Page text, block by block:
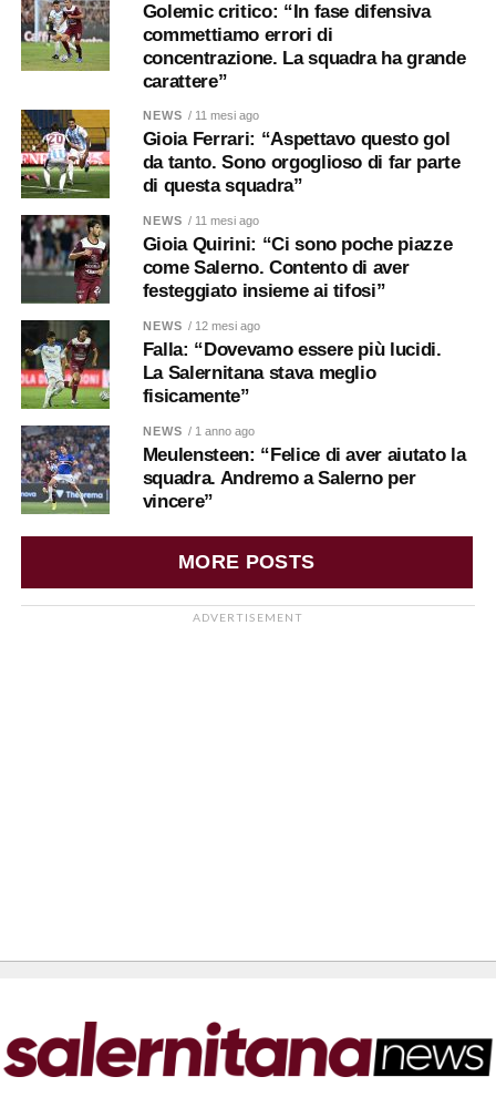
Golemic critico: “In fase difensiva
commettiamo errori di
concentrazione. La squadra ha grande
carattere”
NEWS / 11 mesi ago
Gioia Ferrari: “Aspettavo questo gol
da tanto. Sono orgoglioso di far parte
di questa squadra”
NEWS / 11 mesi ago
Gioia Quirini: “Ci sono poche piazze
come Salerno. Contento di aver
festeggiato insieme ai tifosi”
NEWS / 12 mesi ago
Falla: “Dovevamo essere più lucidi.
La Salernitana stava meglio
fisicamente”
NEWS / 1 anno ago
Meulensteen: “Felice di aver aiutato la
squadra. Andremo a Salerno per
vincere”
MORE POSTS
ADVERTISEMENT